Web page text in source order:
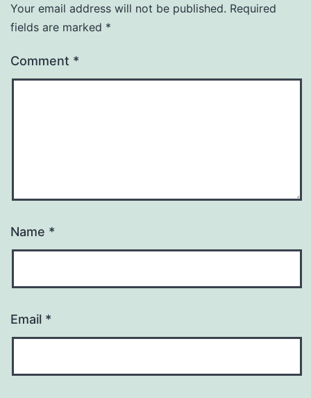
Your email address will not be published. Required
fields are marked *
Comment *
Name *
Email *